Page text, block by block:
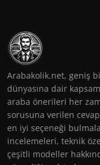
Arabakolik.net, geniş
dünyasına dair
araba önerileri her
sorusuna verilen
en iyi seçeneği
incelemeleri, teknik
çeşitli modeller